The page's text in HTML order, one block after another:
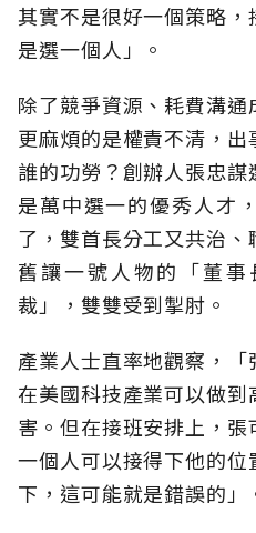
其實不是很好一個策略
是選一個人」。
除了競爭資源、耗費溝通
更麻煩的是權責不清，
誰的功勞？創辦人張忠
是萬中選一的優秀人才
了，雙首長分工又共治
舊讓一號人物的「董
裁」，雙雙受到掣肘。
產業人士直率地觀察，「
在美國科技產業可以做
害。但在接班安排上，
一個人可以接得下他的
下，這可能就是錯誤的」